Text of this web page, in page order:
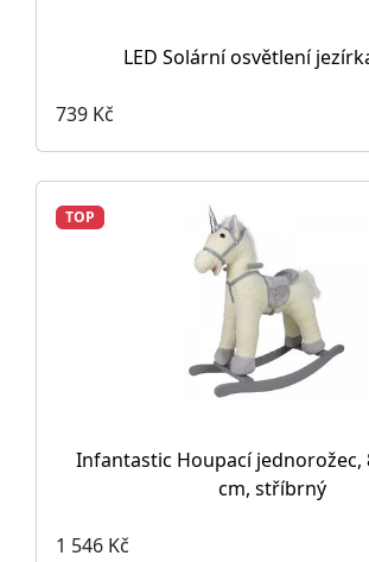
LED Solární osvětlení
739 Kč
TOP
Infantastic Houpací jednorožec,
cm, stříbrný
1 546 Kč